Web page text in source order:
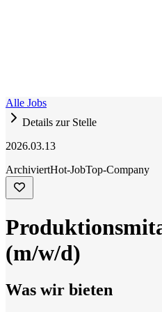
Alle Jobs
Details zur Stelle
2026.03.13
ArchiviertHot-JobTop-Company
(m/w/d)
Was wir bieten